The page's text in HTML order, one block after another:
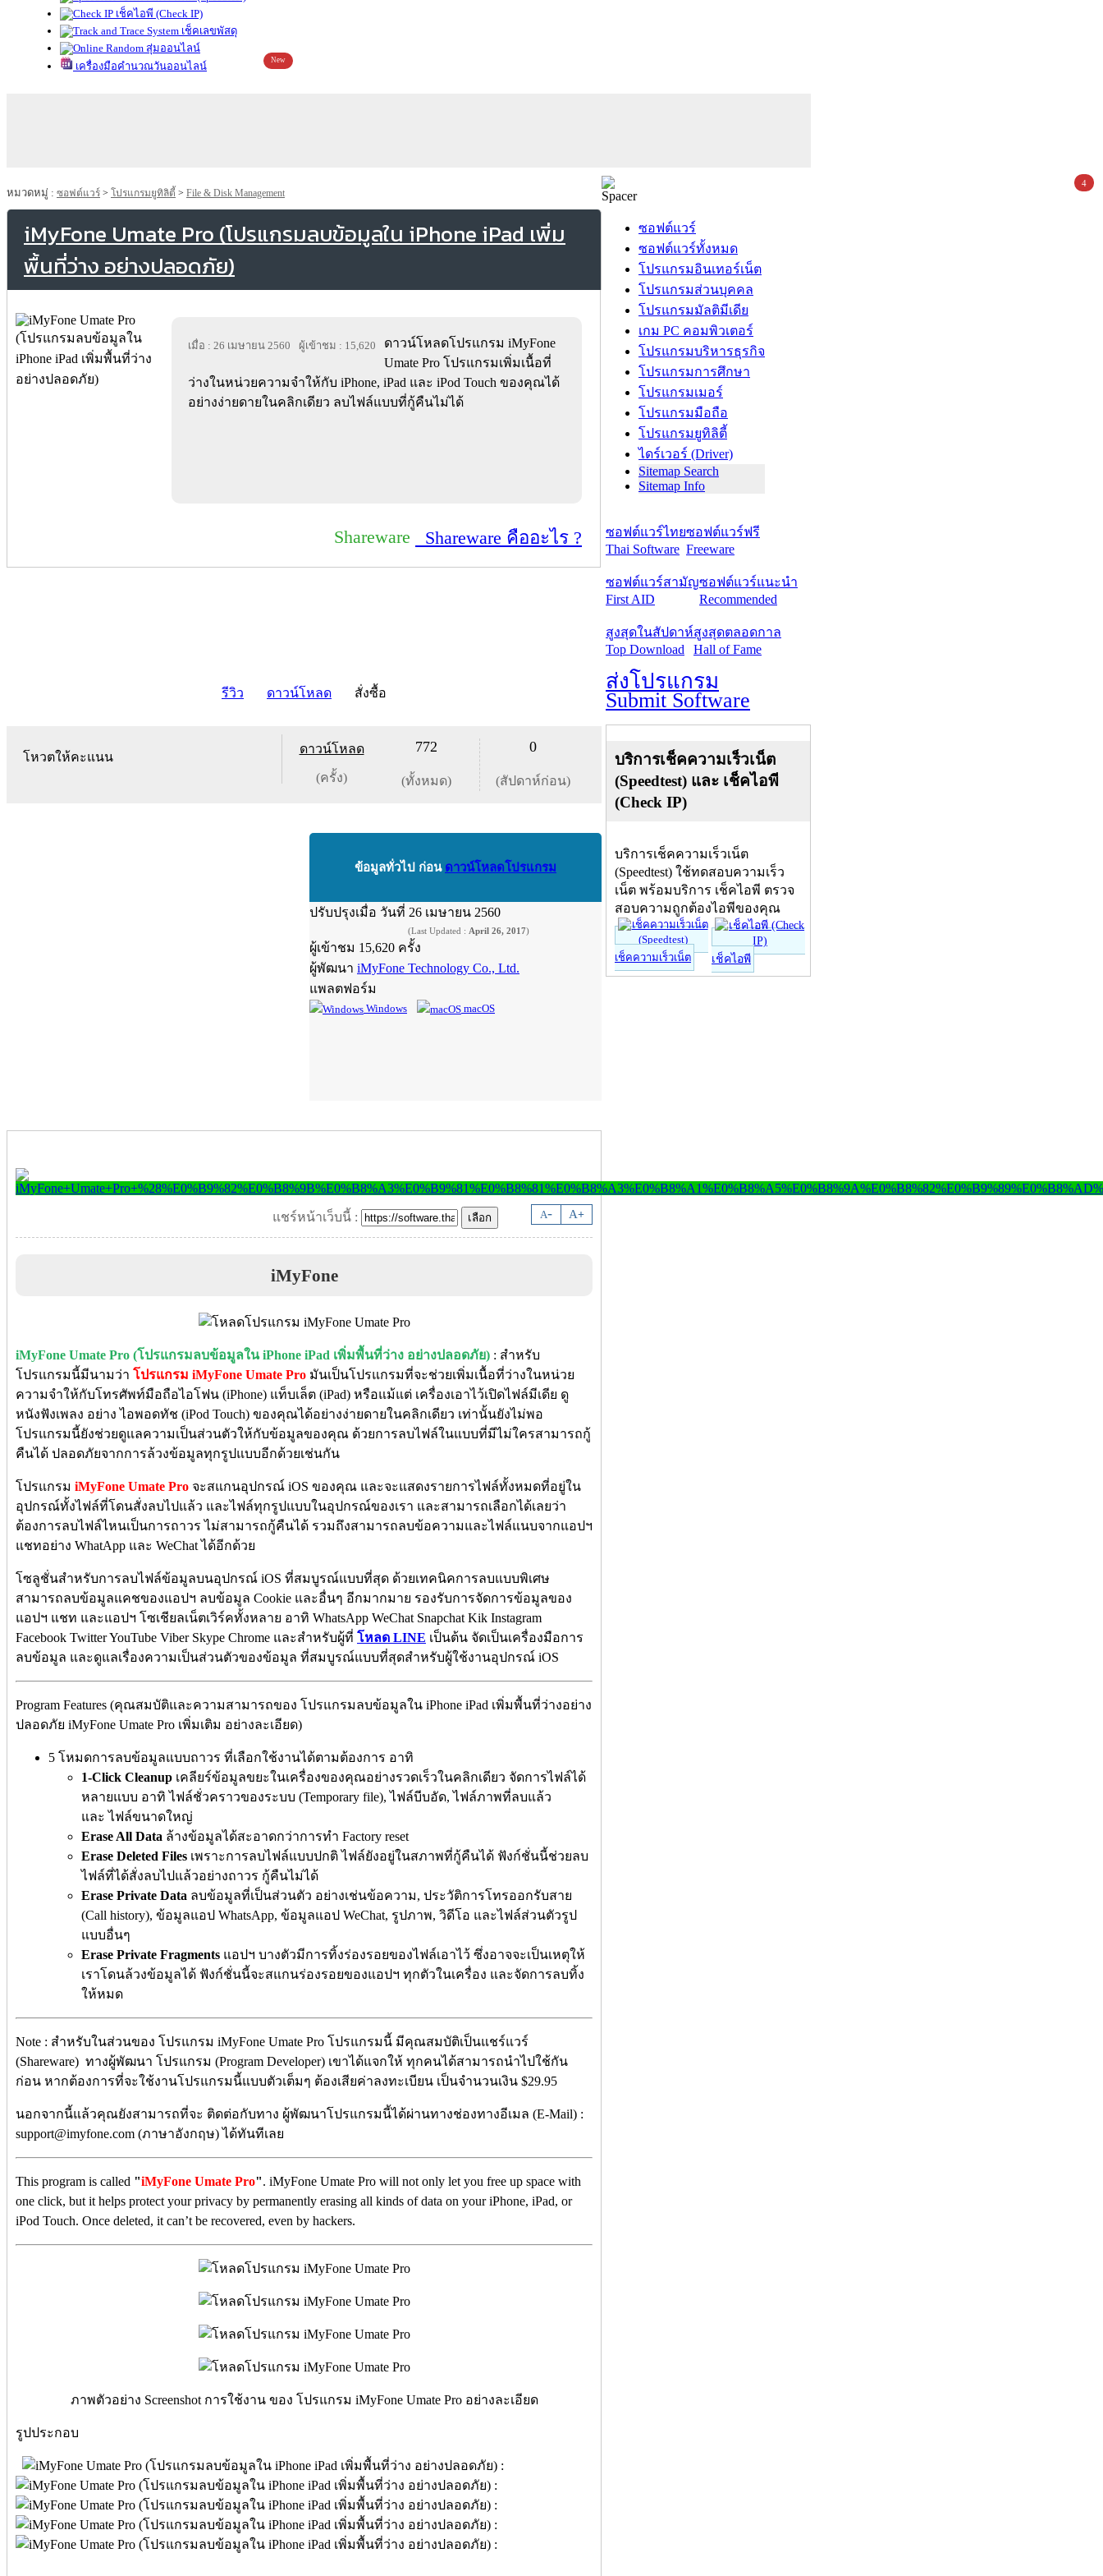
เช็คไอพี (Check IP)
เช็คเลขพัสดุ
สุ่มออนไลน์
เครื่องมือคำนวณวันออนไลน์
New
หมวดหมู่ : ซอฟต์แวร์ > โปรแกรมยูทิลิตี้ > File & Disk Management
iMyFone Umate Pro (โปรแกรมลบข้อมูลใน iPhone iPad เพิ่ม
พื้นที่ว่าง อย่างปลอดภัย)
เมื่อ : 26 เมษายน 2560 ผู้เข้าชม : 15,620
ดาวน์โหลดโปรแกรม iMyFone
Umate Pro โปรแกรมเพิ่มเนื้อที่
ว่างในหน่วยความจำให้กับ iPhone, iPad และ iPod Touch ของคุณได้
อย่างง่ายดายในคลิกเดียว ลบไฟล์แบบที่กู้คืนไม่ได้
Shareware Shareware คืออะไร ?
รีวิว ดาวน์โหลด สั่งซื้อ
โหวตให้คะแนน
ดาวน์โหลด
(ครั้ง)
772
(ทั้งหมด)
0
(สัปดาห์ก่อน)
ข้อมูลทั่วไป ก่อน ดาวน์โหลดโปรแกรม
ปรับปรุงเมื่อ วันที่ 26 เมษายน 2560
(Last Updated : April 26, 2017)
ผู้เข้าชม 15,620 ครั้ง
ผู้พัฒนา iMyFone Technology Co., Ltd.
แพลตฟอร์ม
Windows macOS
A- A+
แชร์หน้าเว็บนี้ :
iMyFone
iMyFone Umate Pro (โปรแกรมลบข้อมูลใน iPhone iPad เพิ่มพื้นที่ว่าง อย่างปลอดภัย) : สำหรับ
โปรแกรมนี้มีนามว่า โปรแกรม iMyFone Umate Pro มันเป็นโปรแกรมที่จะช่วยเพิ่มเนื้อที่ว่างในหน่วย
ความจำให้กับโทรศัพท์มือถือไอโฟน (iPhone) แท็บเล็ต (iPad) หรือแม้แต่ เครื่องเอาไว้เปิดไฟล์มีเดีย ดู
หนังฟังเพลง อย่าง ไอพอดทัช (iPod Touch) ของคุณได้อย่างง่ายดายในคลิกเดียว เท่านั้นยังไม่พอ
โปรแกรมนี้ยังช่วยดูแลความเป็นส่วนตัวให้กับข้อมูลของคุณ ด้วยการลบไฟล์ในแบบที่มีไม่ใครสามารถกู้
คืนได้ ปลอดภัยจากการล้วงข้อมูลทุกรูปแบบอีกด้วยเช่นกัน
โปรแกรม iMyFone Umate Pro จะสแกนอุปกรณ์ iOS ของคุณ และจะแสดงรายการไฟล์ทั้งหมดที่อยู่ใน
อุปกรณ์ทั้งไฟล์ที่โดนสั่งลบไปแล้ว และไฟล์ทุกรูปแบบในอุปกรณ์ของเรา และสามารถเลือกได้เลยว่า
ต้องการลบไฟล์ไหนเป็นการถาวร ไม่สามารถกู้คืนได้ รวมถึงสามารถลบข้อความและไฟล์แนบจากแอปฯ
แชทอย่าง WhatApp และ WeChat ได้อีกด้วย
โซลูชั่นสำหรับการลบไฟล์ข้อมูลบนอุปกรณ์ iOS ที่สมบูรณ์แบบที่สุด ด้วยเทคนิคการลบแบบพิเศษ
สามารถลบข้อมูลแคชของแอปฯ ลบข้อมูล Cookie และอื่นๆ อีกมากมาย รองรับการจัดการข้อมูลของ
แอปฯ แชท และแอปฯ โซเชียลเน็ตเวิร์คทั้งหลาย อาทิ WhatsApp WeChat Snapchat Kik Instagram
Facebook Twitter YouTube Viber Skype Chrome และสำหรับผู้ที่ โหลด LINE เป็นต้น จัดเป็นเครื่องมือการ
ลบข้อมูล และดูแลเรื่องความเป็นส่วนตัวของข้อมูล ที่สมบูรณ์แบบที่สุดสำหรับผู้ใช้งานอุปกรณ์ iOS
Program Features (คุณสมบัติและความสามารถของ โปรแกรมลบข้อมูลใน iPhone iPad เพิ่มพื้นที่ว่างอย่าง
ปลอดภัย iMyFone Umate Pro เพิ่มเติม อย่างละเอียด)
5 โหมดการลบข้อมูลแบบถาวร ที่เลือกใช้งานได้ตามต้องการ อาทิ
1-Click Cleanup เคลียร์ข้อมูลขยะในเครื่องของคุณอย่างรวดเร็วในคลิกเดียว จัดการไฟล์ได้
หลายแบบ อาทิ ไฟล์ชั่วคราวของระบบ (Temporary file), ไฟล์บีบอัด, ไฟล์ภาพที่ลบแล้ว
และ ไฟล์ขนาดใหญ่
Erase All Data ล้างข้อมูลได้สะอาดกว่าการทำ Factory reset
Erase Deleted Files เพราะการลบไฟล์แบบปกติ ไฟล์ยังอยู่ในสภาพที่กู้คืนได้ ฟังก์ชั่นนี้ช่วยลบ
ไฟล์ที่ได้สั่งลบไปแล้วอย่างถาวร กู้คืนไม่ได้
Erase Private Data ลบข้อมูลที่เป็นส่วนตัว อย่างเช่นข้อความ, ประวัติการโทรออกรับสาย
(Call history), ข้อมูลแอป WhatsApp, ข้อมูลแอป WeChat, รูปภาพ, วิดีโอ และไฟล์ส่วนตัวรูป
แบบอื่นๆ
Erase Private Fragments แอปฯ บางตัวมีการทิ้งร่องรอยของไฟล์เอาไว้ ซึ่งอาจจะเป็นเหตุให้
เราโดนล้วงข้อมูลได้ ฟังก์ชั่นนี้จะสแกนร่องรอยของแอปฯ ทุกตัวในเครื่อง และจัดการลบทิ้ง
ให้หมด
Note : สำหรับในส่วนของ โปรแกรม iMyFone Umate Pro โปรแกรมนี้ มีคุณสมบัติเป็นแชร์แวร์
(Shareware) ทางผู้พัฒนา โปรแกรม (Program Developer) เขาได้แจกให้ ทุกคนได้สามารถนำไปใช้กัน
ก่อน หากต้องการที่จะใช้งานโปรแกรมนี้แบบตัวเต็มๆ ต้องเสียค่าลงทะเบียน เป็นจำนวนเงิน $29.95
นอกจากนี้แล้วคุณยังสามารถที่จะ ติดต่อกับทาง ผู้พัฒนาโปรแกรมนี้ได้ผ่านทางช่องทางอีเมล (E-Mail) :
support@imyfone.com (ภาษาอังกฤษ) ได้ทันทีเลย
This program is called "iMyFone Umate Pro". iMyFone Umate Pro will not only let you free up space with
one click, but it helps protect your privacy by permanently erasing all kinds of data on your iPhone, iPad, or
iPod Touch. Once deleted, it can’t be recovered, even by hackers.
ภาพตัวอย่าง Screenshot การใช้งาน ของ โปรแกรม iMyFone Umate Pro อย่างละเอียด
รูปประกอบ
ซอฟต์แวร์
ซอฟต์แวร์ทั้งหมด
โปรแกรมอินเทอร์เน็ต
โปรแกรมส่วนบุคคล
โปรแกรมมัลติมีเดีย
เกม PC คอมพิวเตอร์
โปรแกรมบริหารธุรกิจ
โปรแกรมการศึกษา
โปรแกรมเมอร์
โปรแกรมมือถือ
โปรแกรมยูทิลิตี้
ไดร์เวอร์ (Driver)
Sitemap Search
Sitemap Info
ซอฟต์แวร์ไทย
Thai Software
ซอฟต์แวร์ฟรี
Freeware
ซอฟต์แวร์สามัญ
First AID
ซอฟต์แวร์แนะนำ
Recommended
สูงสุดในสัปดาห์
Top Download
สูงสุดตลอดกาล
Hall of Fame
ส่งโปรแกรม
Submit Software
บริการเช็คความเร็วเน็ต
(Speedtest) และ เช็คไอพี
(Check IP)
บริการเช็คความเร็วเน็ต
(Speedtest) ใช้ทดสอบความเร็ว
เน็ต พร้อมบริการ เช็คไอพี ตรวจ
สอบความถูกต้องไอพีของคุณ
เช็คความเร็วเน็ต เช็คไอพี
4